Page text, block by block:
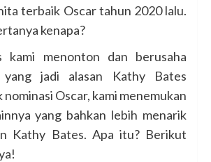
terbaik Oscar tahun 2020 lalu.
kenapa?
kami menonton dan berusaha
yang jadi alasan Kathy Bates
nominasi Oscar, kami menemukan
yang bahkan lebih menarik
Kathy Bates. Apa itu? Berikut